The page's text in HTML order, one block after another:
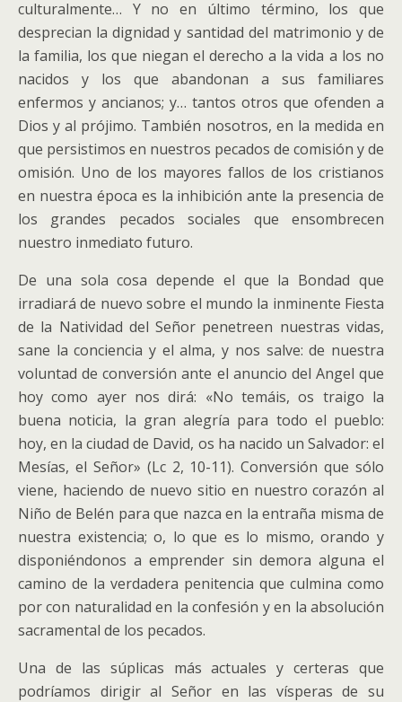
culturalmente… Y no en último término, los que
desprecian la dignidad y santidad del matrimonio y de
la familia, los que niegan el derecho a la vida a los no
nacidos y los que abandonan a sus familiares
enfermos y ancianos; y… tantos otros que ofenden a
Dios y al prójimo. También nosotros, en la medida en
que persistimos en nuestros pecados de comisión y de
omisión. Uno de los mayores fallos de los cristianos
en nuestra época es la inhibición ante la presencia de
los grandes pecados sociales que ensombrecen
nuestro inmediato futuro.
De una sola cosa depende el que la Bondad que
irradiará de nuevo sobre el mundo la inminente Fiesta
de la Natividad del Señor penetreen nuestras vidas,
sane la conciencia y el alma, y nos salve: de nuestra
voluntad de conversión ante el anuncio del Angel que
hoy como ayer nos dirá: «No temáis, os traigo la
buena noticia, la gran alegría para todo el pueblo:
hoy, en la ciudad de David, os ha nacido un Salvador: el
Mesías, el Señor» (Lc 2, 10-11). Conversión que sólo
viene, haciendo de nuevo sitio en nuestro corazón al
Niño de Belén para que nazca en la entraña misma de
nuestra existencia; o, lo que es lo mismo, orando y
disponiéndonos a emprender sin demora alguna el
camino de la verdadera penitencia que culmina como
por con naturalidad en la confesión y en la absolución
sacramental de los pecados.
Una de las súplicas más actuales y certeras que
podríamos dirigir al Señor en las vísperas de su